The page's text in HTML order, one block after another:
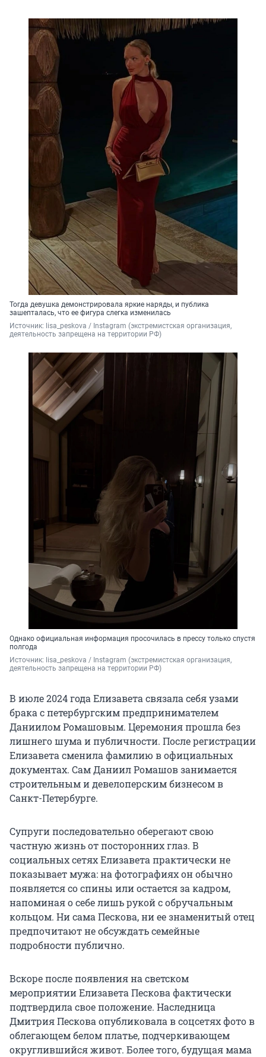
Тогда девушка демонстрировала яркие наряды, и публика
зашепталась, что ее фигура слегка изменилась
Источник: lisa_peskova / Instagram (экстремистская организация,
деятельность запрещена на территории РФ)
Однако официальная информация просочилась в прессу только спустя
полгода
Источник: lisa_peskova / Instagram (экстремистская организация,
деятельность запрещена на территории РФ)
В июле 2024 года Елизавета связала себя узами
брака с петербургским предпринимателем
Даниилом Ромашовым. Церемония прошла без
лишнего шума и публичности. После регистрации
Елизавета сменила фамилию в официальных
документах. Сам Даниил Ромашов занимается
строительным и девелоперским бизнесом в
Санкт-Петербурге.
Супруги последовательно оберегают свою
частную жизнь от посторонних глаз. В
социальных сетях Елизавета практически не
показывает мужа: на фотографиях он обычно
появляется со спины или остается за кадром,
напоминая о себе лишь рукой с обручальным
кольцом. Ни сама Пескова, ни ее знаменитый отец
предпочитают не обсуждать семейные
подробности публично.
Вскоре после появления на светском
мероприятии Елизавета Пескова фактически
подтвердила свое положение. Наследница
Дмитрия Пескова опубликовала в соцсетях фото в
облегающем белом платье, подчеркивающем
округлившийся живот. Более того, будущая мама